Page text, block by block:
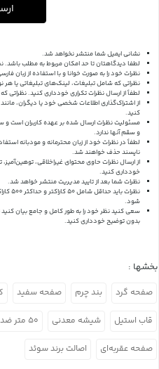
نشانی ایمیل شما منتشر نخواهد شد.
لطفا دیدگاهتان تا حد امکان مربوط به مطلب
نظرات خود را به صورت خوانا و با استفاده از زبان
نظراتی که شامل تبلیغات، لینک‌های تبلیغاتی یا
لطفاً از ارسال نظرات تکراری خودداری کنید.
از اشتراک‌گذاری اطلاعات شخصی خود یا دیگران،
کنید.
مسئولیت نظرات ارسال شده بر عهده کاربران
و سقم آنها ندارد.
لطفاً در نظرات خود از زبان محترمانه و مودبانه
ناپسند حذف خواهند شد.
از ارسال نظرات حاوی محتوای غیراخلاقی،
خودداری کنید.
نظرات شما بعد از تایید مدیریت منتشر خواهد شد.
نظرات
شود.
سعی کنید نظر خود را به طور کامل و جامع بیان کنید
بدون توضیح خودداری کنید.
بخشها :
صفحه گرد بند چرم صفحه سفید
قاب استیل شیشه معدنی ۵۰ متر ضد آب
صفحه عقربه‌ای اصالت برند سوئد